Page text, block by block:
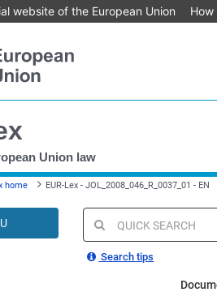
website of the European Union
Union law
home EUR-Lex - JOL_2008_046_R_0037_01 - EN
Quick
search
Search tips